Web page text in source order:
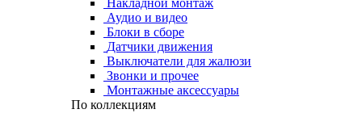
Накладной монтаж
Аудио и видео
Блоки в сборе
Датчики движения
Выключатели для жалюзи
Звонки и прочее
Монтажные аксессуары
По коллекциям